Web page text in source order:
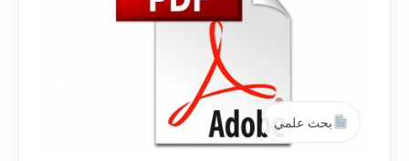
بحث علمي